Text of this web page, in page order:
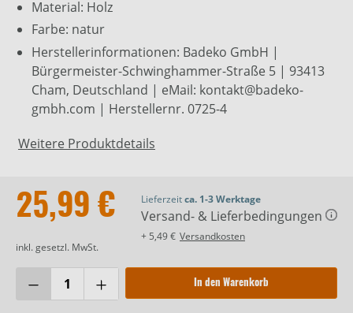
Material: Holz
Farbe: natur
Herstellerinformationen: Badeko GmbH |
Bürgermeister-Schwinghammer-Straße 5 | 93413
Cham, Deutschland | eMail: kontakt@badeko-
gmbh.com | Herstellernr. 0725-4
Weitere Produktdetails
25,99 €
inkl. gesetzl. MwSt.
Lieferzeitca. 1-3 Werktage
Versand- & Lieferbedingungen
+ 5,49 € Versandkosten
In den Warenkorb